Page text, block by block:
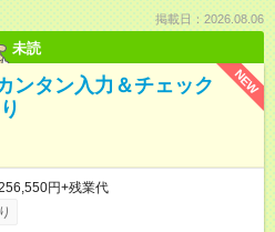
掲載日：2026.08.06
未読
NEW
ンタン入力＆チェック
円+残業代